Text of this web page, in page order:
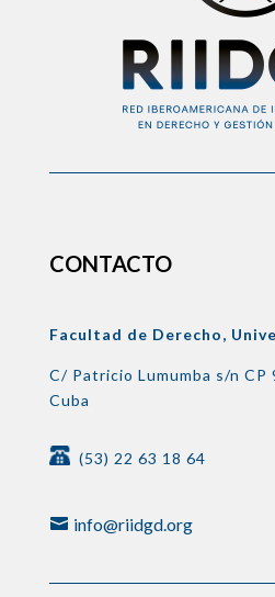
CONTACTO
Facultad de Derecho,
C/ Patricio Lumumba s/n CP
Cuba
(53) 22 63 18 64
info@riidgd.org